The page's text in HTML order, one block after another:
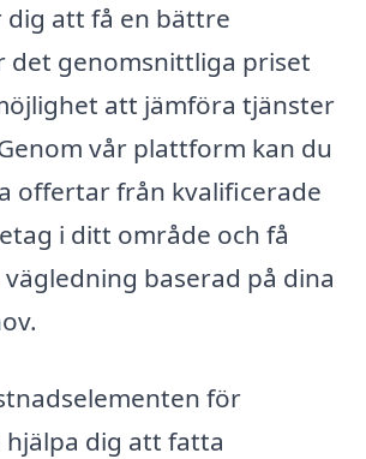
dig att få en bättre
det genomsnittliga priset
att jämföra tjänster
vår plattform kan du
offertar från kvalificerade
i ditt område och få
baserad på dina
för
hjälpa dig att fatta